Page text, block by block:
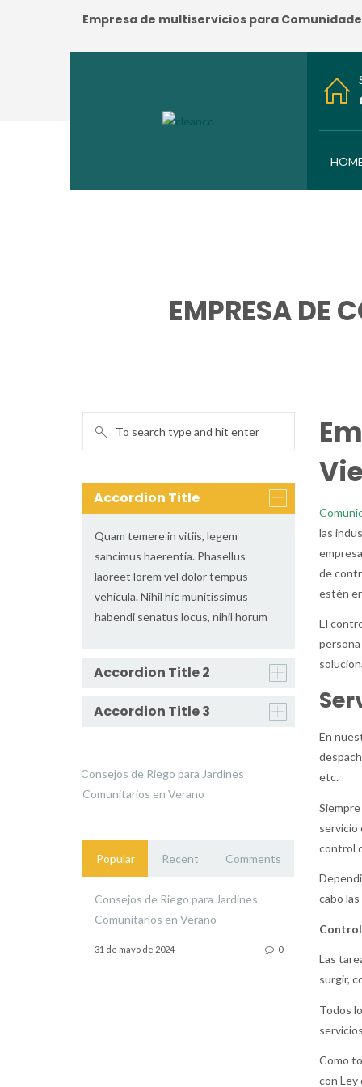
Empresa de multiservicios para
EMPRESA DE
las
de
estén
El
En
etc.
servicio
control
cabo
Las
surgir,
Todos
Como
con Ley
Accordion Title
Quam temere in vitiis, legem
sancimus haerentia. Phasellus
laoreet lorem vel dolor tempus
vehicula. Nihil hic munitissimus
habendi senatus locus, nihil horum
Accordion Title 2
Accordion Title 3
Consejos de Riego para Jardines
Comunitarios en Verano
Popular Recent Comments
Consejos de Riego para Jardines
Comunitarios en Verano
31 de mayo de 2024 0